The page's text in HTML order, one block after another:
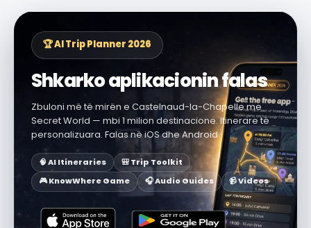
🏆 AI Trip Planner 2026
Shkarko aplikacionin falas
Zbuloni më të mirën e Castelnaud-la-Chapelle me
Secret World — mbi 1 milion destinacione. Itinerare të
personalizuara. Falas në iOS dhe Android.
🧠 AI Itineraries
🎒 Trip Toolkit
🎮 KnowWhere Game
🎧 Audio Guides 📹 Videos